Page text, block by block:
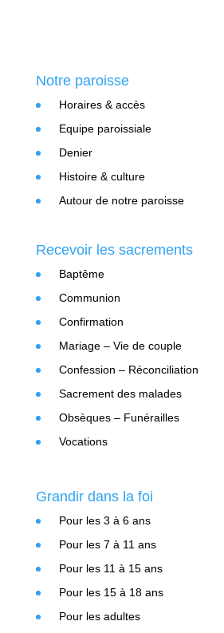
Notre paroisse
Horaires & accès
Equipe paroissiale
Denier
Histoire & culture
Autour de notre paroisse
Recevoir les sacrements
Baptême
Communion
Confirmation
Mariage – Vie de couple
Confession – Réconciliation
Sacrement des malades
Obsèques – Funérailles
Vocations
Grandir dans la foi
Pour les 3 à 6 ans
Pour les 7 à 11 ans
Pour les 11 à 15 ans
Pour les 15 à 18 ans
Pour les adultes